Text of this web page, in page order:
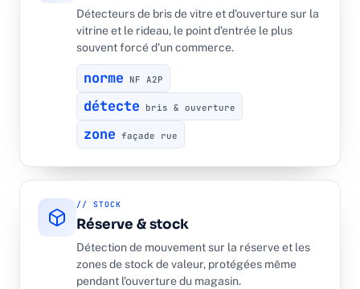
Détecteurs de bris de vitre et d'ouverture sur la
vitrine et le rideau, le point d'entrée le plus
souvent forcé d'un commerce.
norme NF A2P
détecte bris & ouverture
zone façade rue
// STOCK
Réserve & stock
Détection de mouvement sur la réserve et les
zones de stock de valeur, protégées même
pendant l'ouverture du magasin.